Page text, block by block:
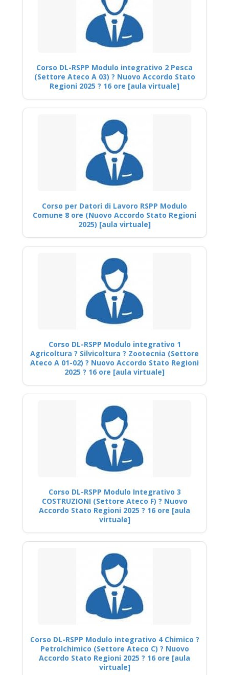
Corso DL-RSPP Modulo integrativo 2 Pesca
(Settore Ateco A 03) ? Nuovo Accordo Stato
Regioni 2025 ? 16 ore [aula virtuale]
Corso per Datori di Lavoro RSPP Modulo
Comune 8 ore (Nuovo Accordo Stato Regioni
2025) [aula virtuale]
Corso DL-RSPP Modulo integrativo 1
Agricoltura ? Silvicoltura ? Zootecnia (Settore
Ateco A 01-02) ? Nuovo Accordo Stato Regioni
2025 ? 16 ore [aula virtuale]
Corso DL-RSPP Modulo Integrativo 3
COSTRUZIONI (Settore Ateco F) ? Nuovo
Accordo Stato Regioni 2025 ? 16 ore [aula
virtuale]
Corso DL-RSPP Modulo integrativo 4 Chimico ?
Petrolchimico (Settore Ateco C) ? Nuovo
Accordo Stato Regioni 2025 ? 16 ore [aula
virtuale]